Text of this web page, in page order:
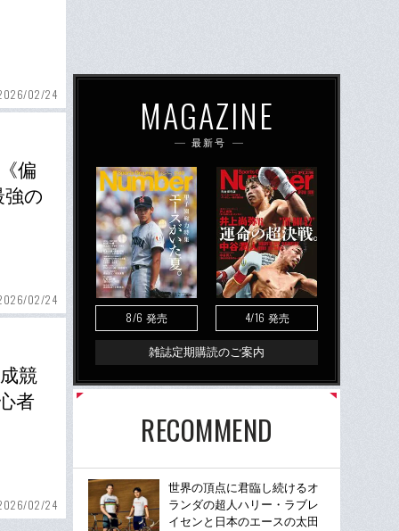
02/24
偏
の
02/24
競
者
02/24
MAGAZINE
最新号
8/6 発売 4/16 発売
雑誌定期購読のご案内
RECOMMEND
世界の頂点に君臨し続けるオ
ランダの超人ハリー・ラブレ
イセンと日本のエースの太田